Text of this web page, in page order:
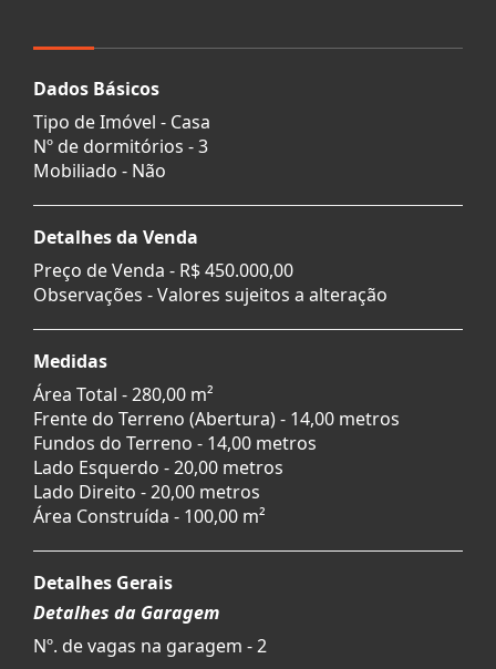
Dados Básicos
Tipo de Imóvel - Casa
Nº de dormitórios - 3
Mobiliado - Não
Detalhes da Venda
Preço de Venda - R$ 450.000,00
Observações - Valores sujeitos a alteração
Medidas
Área Total - 280,00 m²
Frente do Terreno (Abertura) - 14,00 metros
Fundos do Terreno - 14,00 metros
Lado Esquerdo - 20,00 metros
Lado Direito - 20,00 metros
Área Construída - 100,00 m²
Detalhes Gerais
Detalhes da Garagem
Nº. de vagas na garagem - 2